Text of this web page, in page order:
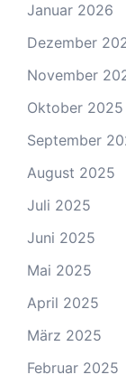
Januar 2026
Dezember
November
Oktober 2025
September
August 2025
Juli 2025
Juni 2025
Mai 2025
April 2025
März 2025
Februar 2025